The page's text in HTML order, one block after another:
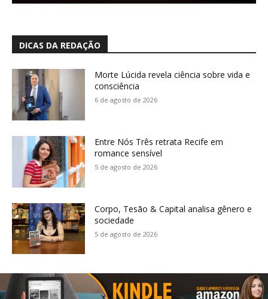
DICAS DA REDAÇÃO
Morte Lúcida revela ciência sobre vida e
consciência
6 de agosto de 2026
Entre Nós Três retrata Recife em
romance sensível
5 de agosto de 2026
Corpo, Tesão & Capital analisa gênero e
sociedade
5 de agosto de 2026